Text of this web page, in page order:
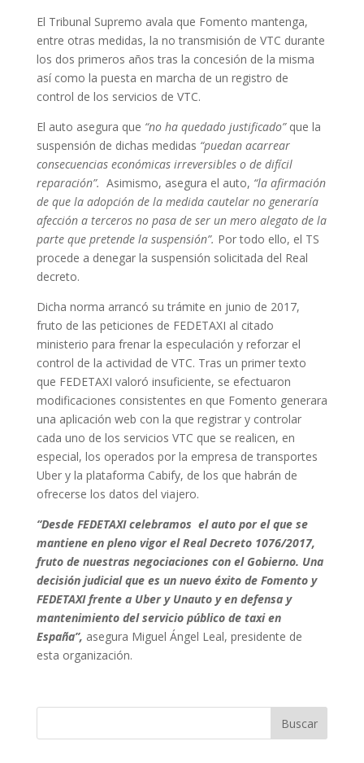
El Tribunal Supremo avala que Fomento mantenga,
entre otras medidas, la no transmisión de VTC durante
los dos primeros años tras la concesión de la misma
así como la puesta en marcha de un registro de
control de los servicios de VTC.
El auto asegura que “no ha quedado justificado”que la
suspensión de dichas medidas “puedan acarrear
consecuencias económicas irreversibles o de difícil
reparación”. Asimismo, asegura el auto, “la afirmación
de que la adopción de la medida cautelar no generaría
afección a terceros no pasa de ser un mero alegato de la
parte que pretende la suspensión”. Por todo ello, el TS
procede a denegar la suspensión solicitada del Real
decreto.
Dicha norma arrancó su trámite en junio de 2017,
fruto de las peticiones de FEDETAXI al citado
ministerio para frenar la especulación y reforzar el
control de la actividad de VTC. Tras un primer texto
que FEDETAXI valoró insuficiente, se efectuaron
modificaciones consistentes en que Fomento generara
una aplicación web con la que registrar y controlar
cada uno de los servicios VTC que se realicen, en
especial, los operados por la empresa de transportes
Uber y la plataforma Cabify, de los que habrán de
ofrecerse los datos del viajero.
“Desde FEDETAXI celebramos el auto por el que se
mantiene en pleno vigor el Real Decreto 1076/2017,
fruto de nuestras negociaciones con el Gobierno. Una
decisión judicial que es un nuevo éxito de Fomento y
FEDETAXI frente a Uber y Unauto y en defensa y
mantenimiento del servicio público de taxi en
España”, asegura Miguel Ángel Leal, presidente de
esta organización.